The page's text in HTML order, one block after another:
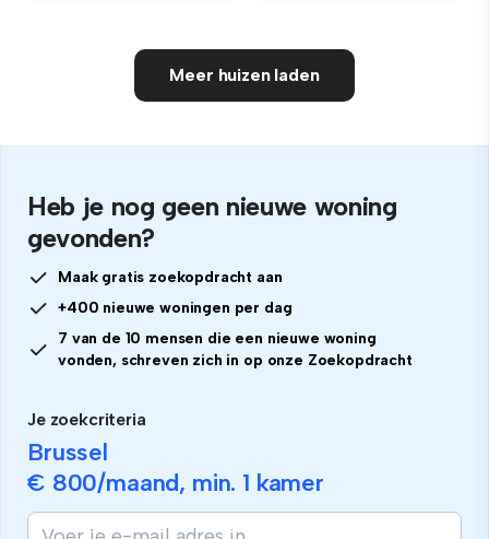
Meer huizen laden
Heb je nog geen nieuwe woning
gevonden?
Maak gratis zoekopdracht aan
+400 nieuwe woningen per dag
7 van de 10 mensen die een nieuwe woning
vonden, schreven zich in op onze Zoekopdracht
Je zoekcriteria
Brussel
€ 800/maand, min. 1 kamer